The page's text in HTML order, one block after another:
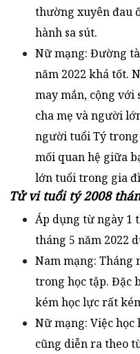
thường xuyên đau
hành sa sút.
Nữ mạng: Đường
năm 2022 khá tốt.
may mắn, cộng với
cha mẹ và người
người tuổi Tý
mối quan hệ giữa
lớn tuổi trong gia
Tử vi tuổi tý 2008
Áp dụng từ ngày 1
tháng 5 năm 2022
Nam mạng: Tháng
trong học tập. Đặc
kém học lực rất
Nữ mạng: Việc học
cũng diễn ra theo